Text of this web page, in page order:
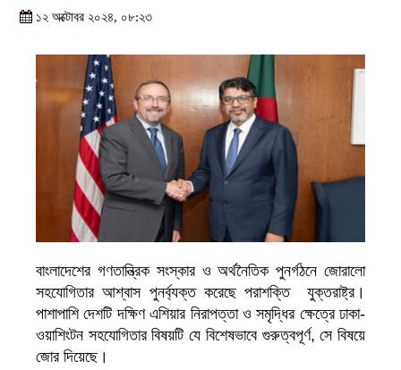
১২ অক্টোবর ২০২৪, ০৮:২৩
বাংলাদেশের গণতান্ত্রিক সংস্কার ও অর্থনৈতিক পুনর্গঠনে জোরালো
সহযোগিতার আশ্বাস পুনর্ব্যক্ত করেছে পরাশক্তি যুক্তরাষ্ট্র।
পাশাপাশি দেশটি দক্ষিণ এশিয়ার নিরাপত্তা ও সমৃদ্ধির ক্ষেত্রে ঢাকা-
ওয়াশিংটন সহযোগিতার বিষয়টি যে বিশেষভাবে গুরুত্বপূর্ণ, সে বিষয়ে
জোর দিয়েছে।